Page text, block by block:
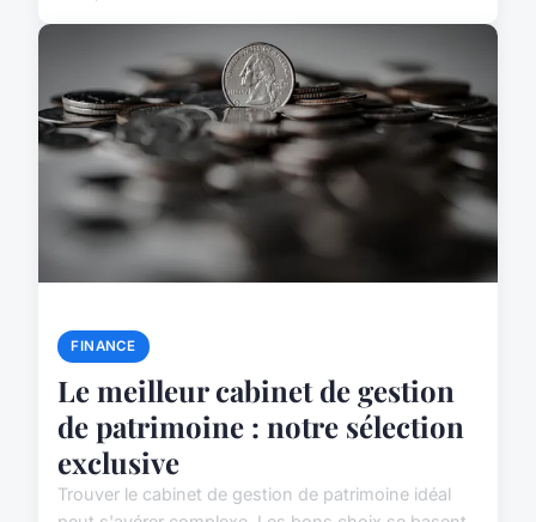
FINANCE
Le meilleur cabinet de gestion
de patrimoine : notre sélection
exclusive
Trouver le cabinet de gestion de patrimoine idéal